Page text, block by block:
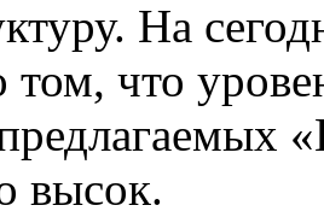
На
том, что
высок.